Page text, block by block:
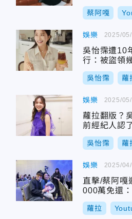
蔡阿嘎
娛樂
吳怡霈遭10
行：被盜領
吳怡霈 蘿
2025/
娛樂
蘿拉翻版？
前經紀人認
吳怡霈 蘿
2025/
娛樂
直擊/蔡阿
000萬免還
蘿拉
2025/